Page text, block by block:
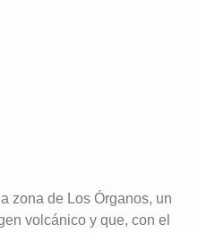
zona de Los Órganos, un
volcánico y que, con el